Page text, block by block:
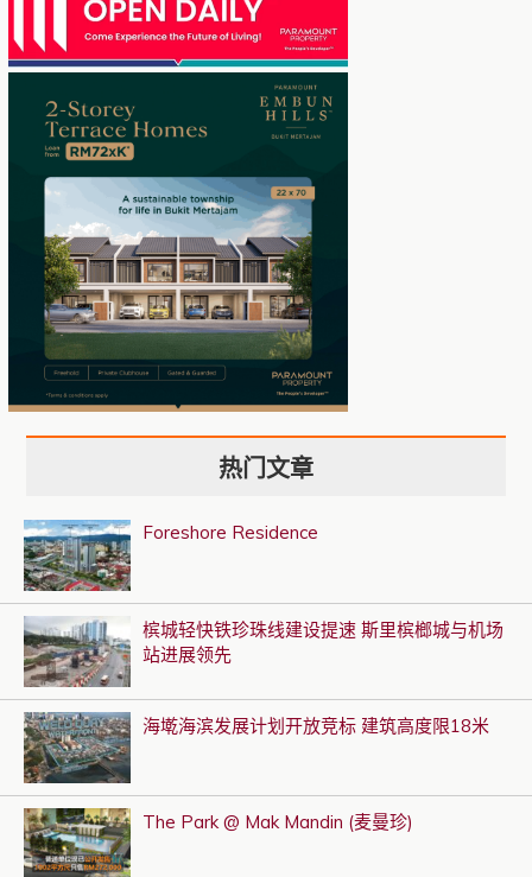
热门文章
Foreshore Residence
槟城轻快铁珍珠线建设提速 斯里槟榔城与机场
站进展领先
海墘海滨发展计划开放竞标 建筑高度限18米
The Park @ Mak Mandin (麦曼珍)